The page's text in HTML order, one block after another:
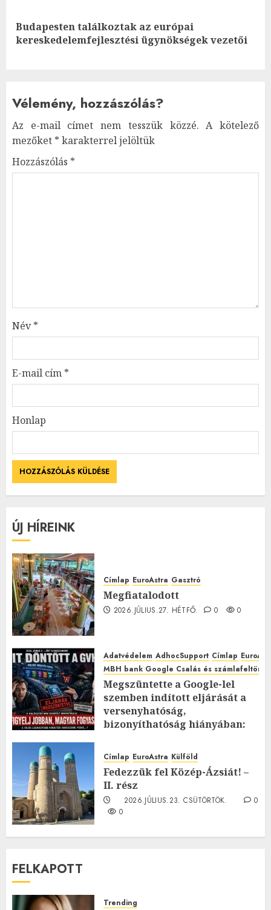
Next
post:
Budapesten találkoztak az európai
kereskedelemfejlesztési ügynökségek vezetői
Vélemény, hozzászólás?
Az e-mail címet nem tesszük közzé. A kötelező
mezőket * karakterrel jelöltük
Hozzászólás *
Név*
E-mail cím *
Honlap
ÚJ HÍREINK
Címlap EuroAstra Gasztró
Megfiatalodott
2026.JÚLIUS.27. HÉTFŐ. 0 0
Adatvédelem AdhocSupport Címlap
MBH bank Google Csalás és
Megszüntette a Google-lel
szemben indított eljárását a
versenyhatóság,
bizonyíthatóság hiányában:
2026.JÚLIUS.23. CSÜTÖRTÖK.
0
Címlap EuroAstra Külföld
Fedezzük fel Közép-Ázsiát! –
II. rész
2026.JÚLIUS.23. CSÜTÖRTÖK.
0
0
FELKAPOTT
Trending